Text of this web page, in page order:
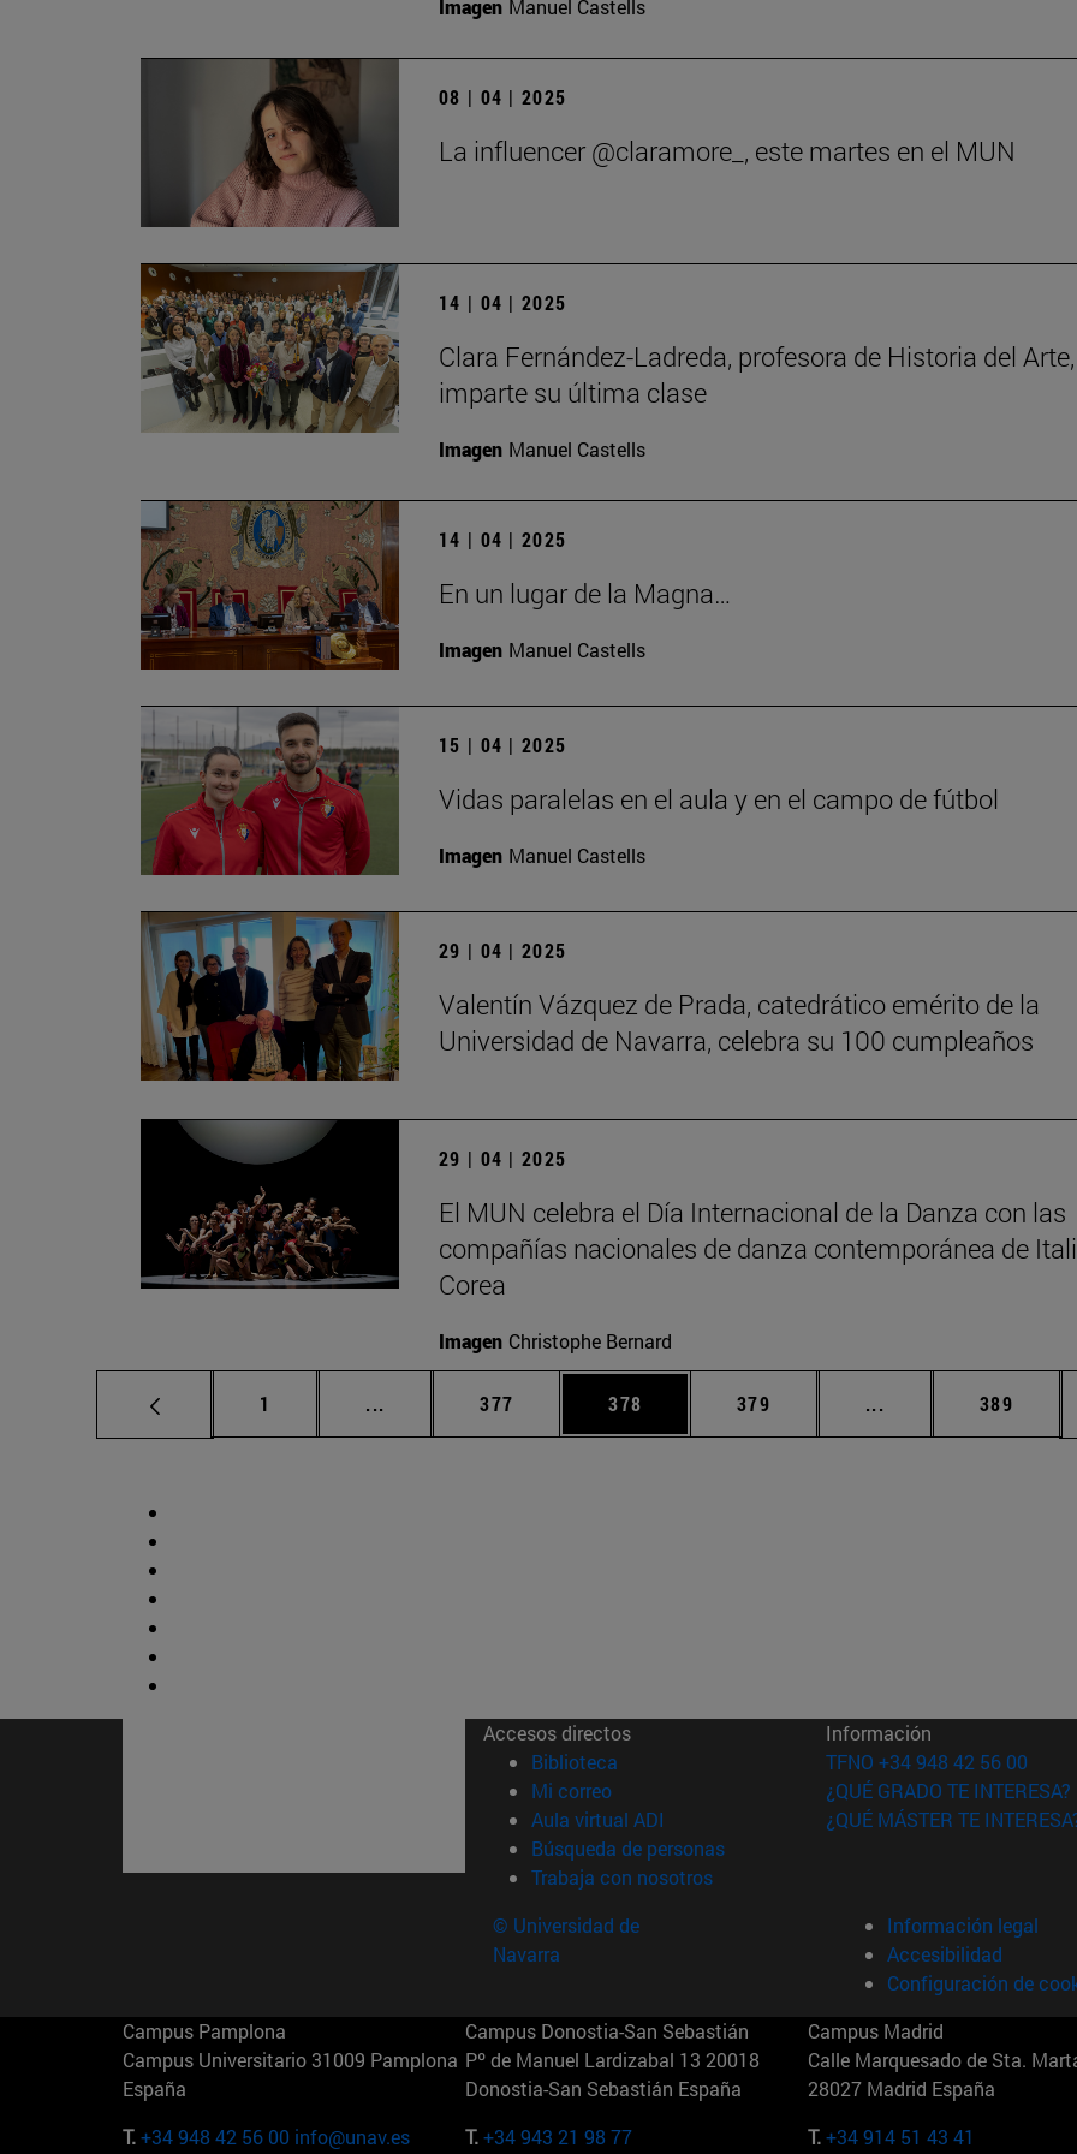
Imagen Manuel Castells
08 | 04 | 2025
La influencer @claramore_, este martes en el MUN
14 | 04 | 2025
Clara Fernández-Ladreda, profesora de Historia del Arte,
imparte su última clase
Imagen Manuel Castells
14 | 04 | 2025
En un lugar de la Magna…
Imagen Manuel Castells
15 | 04 | 2025
Vidas paralelas en el aula y en el campo de fútbol
Imagen Manuel Castells
29 | 04 | 2025
Valentín Vázquez de Prada, catedrático emérito de la
Universidad de Navarra, celebra su 100 cumpleaños
29 | 04 | 2025
El MUN celebra el Día Internacional de la Danza con las
compañías nacionales de danza contemporánea de
Corea
Imagen Christophe Bernard
Página
1 ... Páginas intermedias Use TAB para desplazarse.
Página
377 Página
378 Página
379 ... Páginas intermedias
Página
389
Accesos directos
Biblioteca (abre en nueva ventana)
Mi correo(abre en nueva ventana)
Aula virtual ADI (abre en nueva ventana)
Búsqueda de personas(abre en nueva ventana)
Trabaja con nosotros(abre en nueva ventana)
Información
TFNO +34 948 42 56 00
¿QUÉ GRADO TE INTERESA?
¿QUÉ MÁSTER TE
© Universidad de
Navarra
Información legal
Accesibilidad
Configuración de
Campus Pamplona
Campus Universitario 31009 Pamplona
España
T.+34 948 42 56 00 info@unav.es
Campus Donostia-San Sebastián
Pº de Manuel Lardizabal 13 20018
Donostia-San Sebastián España
T.+34 943 21 98 77
Campus Madrid
Calle Marquesado de Sta.
28027 Madrid España
T.+34 914 51 43 41